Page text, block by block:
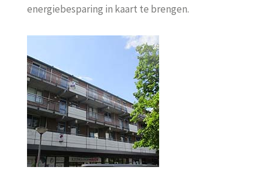
energiebesparing in kaart te brengen.